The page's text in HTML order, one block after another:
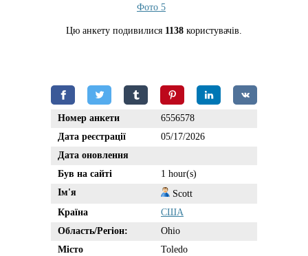
Фото 5
Цю анкету подивилися 1138 користувачів.
Номер анкети
6556578
Дата реєстрації
05/17/2026
Дата оновлення
Був на сайті
1 hour(s)
Ім'я
Scott
Країна
США
Область/Регіон:
Ohio
Місто
Toledo